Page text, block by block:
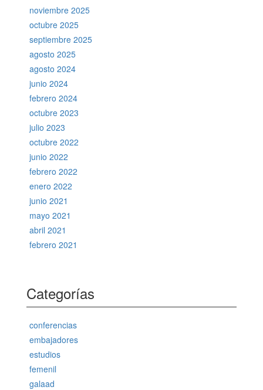
noviembre 2025
octubre 2025
septiembre 2025
agosto 2025
agosto 2024
junio 2024
febrero 2024
octubre 2023
julio 2023
octubre 2022
junio 2022
febrero 2022
enero 2022
junio 2021
mayo 2021
abril 2021
febrero 2021
Categorías
conferencias
embajadores
estudios
femenil
galaad